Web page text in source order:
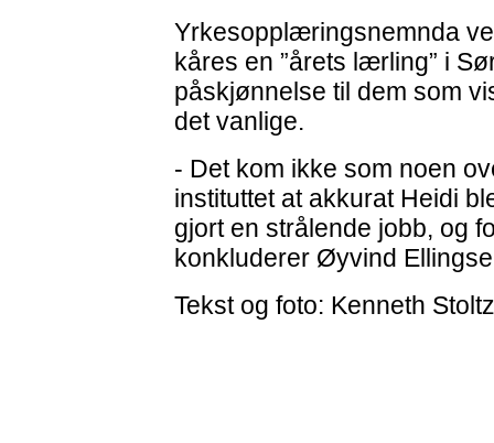
Yrkesopplæringsnemnda
kåres en ”årets lærling” i
påskjønnelse til dem som
det vanlige.
- Det kom ikke som noen
instituttet at akkurat Heidi
gjort en strålende jobb, og
konkluderer Øyvind
Tekst og foto: Kenneth Stoltz